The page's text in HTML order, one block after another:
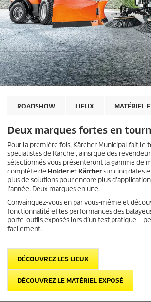
ROADSHOW LIEUX MATÉRIEL
Deux marques fortes en
Pour la première fois, Kärcher Municipal fait le
spécialistes de Kärcher, ainsi que des
sélectionnés vous présenteront la gamme de
complète de Holder et Kärchersur cinq dates
plus de solutions pour encore plus
l’année. Deux marques en une.
Convainquez-vous en par vous-même et
fonctionnalité et les performances des
porte-outils exposés lors d’un test pratique –
facilement.
DÉCOUVREZ LES LIEUX
DÉCOUVREZ LE MATÉRIEL EXPOSÉ